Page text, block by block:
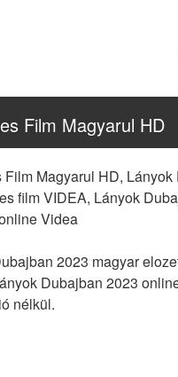
Film Magyarul HD
Magyarul HD,
film VIDEA, Lányok
Videa
2023 magyar
Dubajban 2023
nélkül.